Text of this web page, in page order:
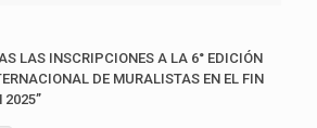
LAS INSCRIPCIONES A LA 6° EDICIÓN
DE MURALISTAS EN EL FIN
2025”